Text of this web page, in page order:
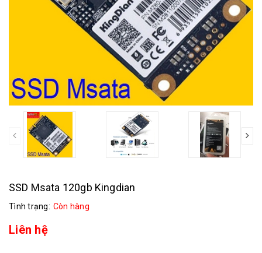
prev
SSD Msata 120gb Kingdian
Tình trạng: Còn hàng
Liên hệ